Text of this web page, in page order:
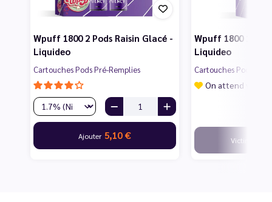
Wpuff 1800 2 Pods Raisin Glacé -
Liquideo
Cartouches Pods Pré-Remplies
Ajouter 5,10 €
Wpuff 1800 1
Liquideo
Cartouches Pods Pré-
On attend vos
Victime de